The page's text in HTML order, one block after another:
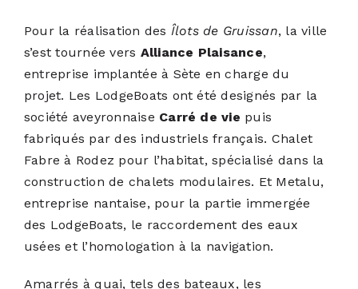
Pour la réalisation des Îlots de Gruissan, la ville
s’est tournée vers Alliance Plaisance,
entreprise implantée à Sète en charge du
projet. Les LodgeBoats ont été designés par la
société aveyronnaise Carré de vie puis
fabriqués par des industriels français. Chalet
Fabre à Rodez pour l’habitat, spécialisé dans la
construction de chalets modulaires. Et Metalu,
entreprise nantaise, pour la partie immergée
des LodgeBoats, le raccordement des eaux
usées et l’homologation à la navigation.
Amarrés à quai, tels des bateaux, les